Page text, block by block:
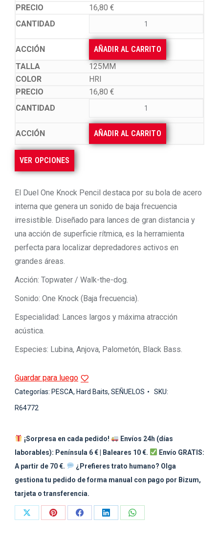
16,80 €
AÑADIR AL CARRITO
125MM
HRI
16,80 €
AÑADIR AL CARRITO
VER OPCIONES
El Duel One Knock Pencil destaca por su bola de acero
interna que genera un sonido de baja frecuencia
irresistible. Diseñado para lances de gran distancia y
una acción de superficie rítmica, es la herramienta
perfecta para localizar depredadores activos en
grandes áreas.
Acción: Topwater / Walk-the-dog.
Sonido: One Knock (Baja frecuencia).
Especialidad: Lances largos y máxima atracción
acústica.
Especies: Lubina, Anjova, Palometón, Black Bass.
Guardar para luego
Categorías: PESCA, Hard Baits, SEÑUELOS SKU:
R64772
¡Sorpresa en cada pedido!
Envíos 24h (días
laborables): Península 6 € | Baleares 10 €.
Envío GRATIS:
A partir de 70 €.
¿Prefieres trato humano? Olga
gestiona tu pedido de forma manual con pago por Bizum,
tarjeta o transferencia.
Share
Share
Share
Share
Share